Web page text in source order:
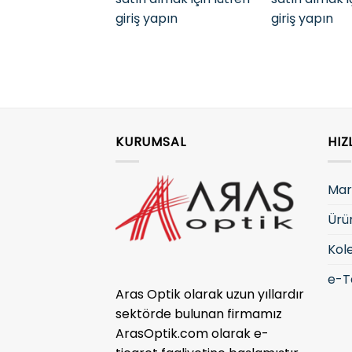
giriş yapın
giriş yapın
KURUMSAL
Aras Optik olarak uzun yıllardır
sektörde bulunan firmamız
ArasOptik.com olarak e-
e-